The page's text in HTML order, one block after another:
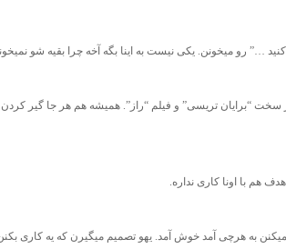
…” رو میخونن. یکی نیست به اینا بگه آخه چرا بقیه شو
۱ و ۲ و ۳” هستن. همینطور عاشق سر سخت “برایان تریسی” و فیلم “راز”. همیشه
هم با اونا کاری نداره.
و شروع میکنن به هرچی آمد خوش آمد. یهو تصمیم میگیرن که یه